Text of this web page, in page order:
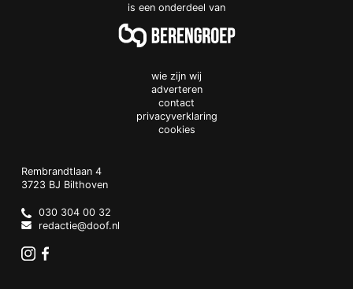
is een onderdeel van
wie zijn wij
adverteren
contact
privacyverklaring
cookies
Doof.nl
work
Rembrandtlaan 4
3723 BJ Bilthoven
Netherlands
030 304 00 32
redactie@doof.nl